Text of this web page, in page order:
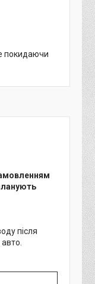
покидаючи
після